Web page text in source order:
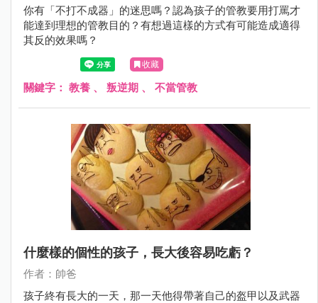
你有「不打不成器」的迷思嗎？認為孩子的管教要用打罵才
能達到理想的管教目的？有想過這樣的方式有可能造成適得
其反的效果嗎？
收藏
關鍵字： 教養 、 叛逆期 、 不當管教
什麼樣的個性的孩子，長大後容易吃虧？
作者：帥爸
孩子終有長大的一天，那一天他得帶著自己的盔甲以及武器